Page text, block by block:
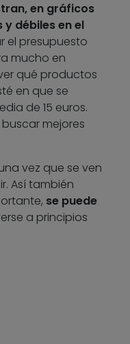
en gráficos
débiles en el
el presupuesto
mucho en
qué productos
en que se
de 15 euros.
mejores
vez que se ven
Así también
se puede
a principios